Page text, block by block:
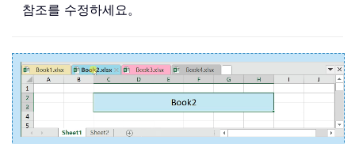
참조를 수정하세요。